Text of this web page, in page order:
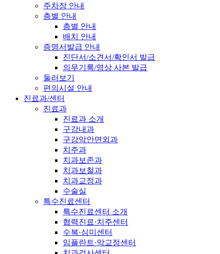
주차장 안내
층별 안내
층별 안내
배치 안내
증명서발급 안내
진단서/소견서/확인서 발급
의무기록/영상 사본 발급
둘러보기
편의시설 안내
진료과/센터
진료과
진료과 소개
구강내과
구강악안면외과
치주과
치과보존과
치과보철과
치과교정과
수술실
특수진료센터
특수진료센터 소개
협력진료·치주센터
수복·심미센터
임플란트·악교정센터